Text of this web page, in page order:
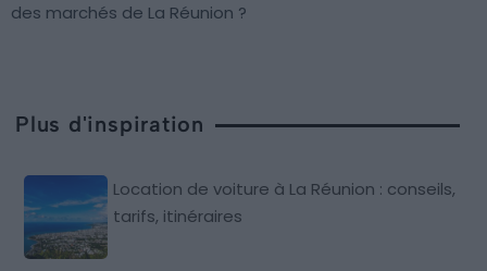
des marchés de La Réunion ?
Plus d'inspiration
Location de voiture à La Réunion : conseils,
tarifs, itinéraires